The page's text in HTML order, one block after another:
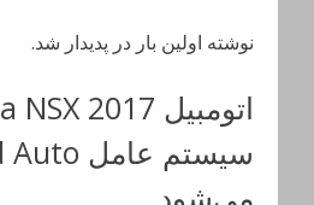
نوشته اولین بار در پدیدار شد.